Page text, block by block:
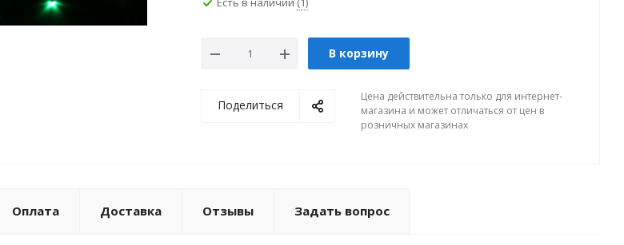
В корзину
Поделиться
Цена действительна только для интернет-
магазина и может отличаться от цен в
розничных магазинах
Оплата Доставка Отзывы Задать вопрос